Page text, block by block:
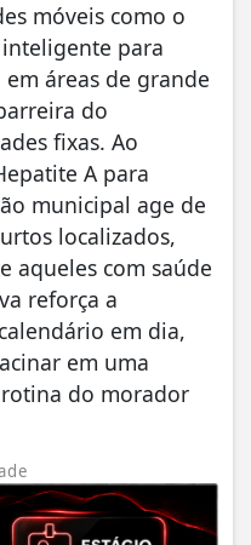
móveis como o
para
áreas de grande
do
fixas. Ao
A para
municipal age de
localizados,
aqueles com saúde
reforça a
em dia,
em uma
do morador